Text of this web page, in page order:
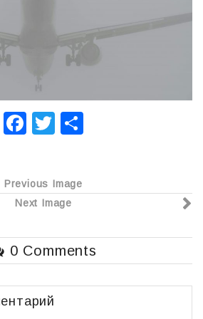
F
e
b
o
o
k
T
er р
в
и
т
Previous Image
Next Image
0 Comments